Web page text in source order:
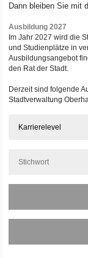
Dann bleiben Sie mit
Ausbildung 2027
Im Jahr 2027 wird die
und Studienplätze in
Ausbildungsangebot
den Rat der Stadt.
Derzeit sind folgende
Stadtverwaltung
Karrierelevel